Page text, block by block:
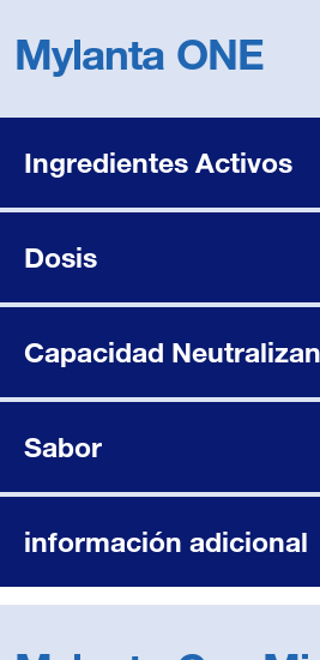
Mylanta ONE
Ingredientes Activos
Dosis
Capacidad
Sabor
información adicional